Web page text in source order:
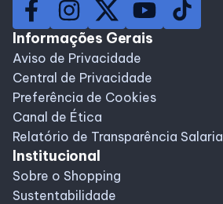
Informações Gerais
Aviso de Privacidade
Central de Privacidade
Preferência de Cookies
Canal de Ética
Relatório de Transparência Salarial
Institucional
Sobre o Shopping
Sustentabilidade